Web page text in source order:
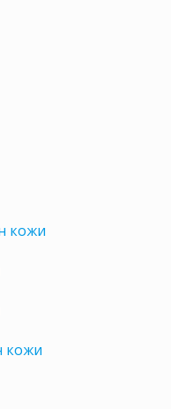
кожи
кожи